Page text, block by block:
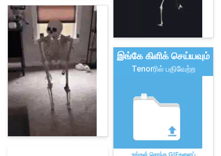
இங்கே கிளிக் செய்யவும்
Tenorரில் பதிவேற்ற
உங்கள் சொந்த GIFகளைப்